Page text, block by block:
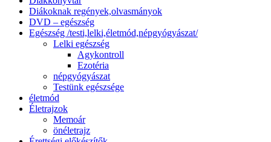
Diákoknak regények,olvasmányok
DVD – egészség
Egészség /testi,lelki,életmód,népgyógyászat/
Lelki egészség
Agykontroll
Ezotéria
népgyógyászat
Testünk egészsége
életmód
Életrajzok
Memoár
önéletrajz